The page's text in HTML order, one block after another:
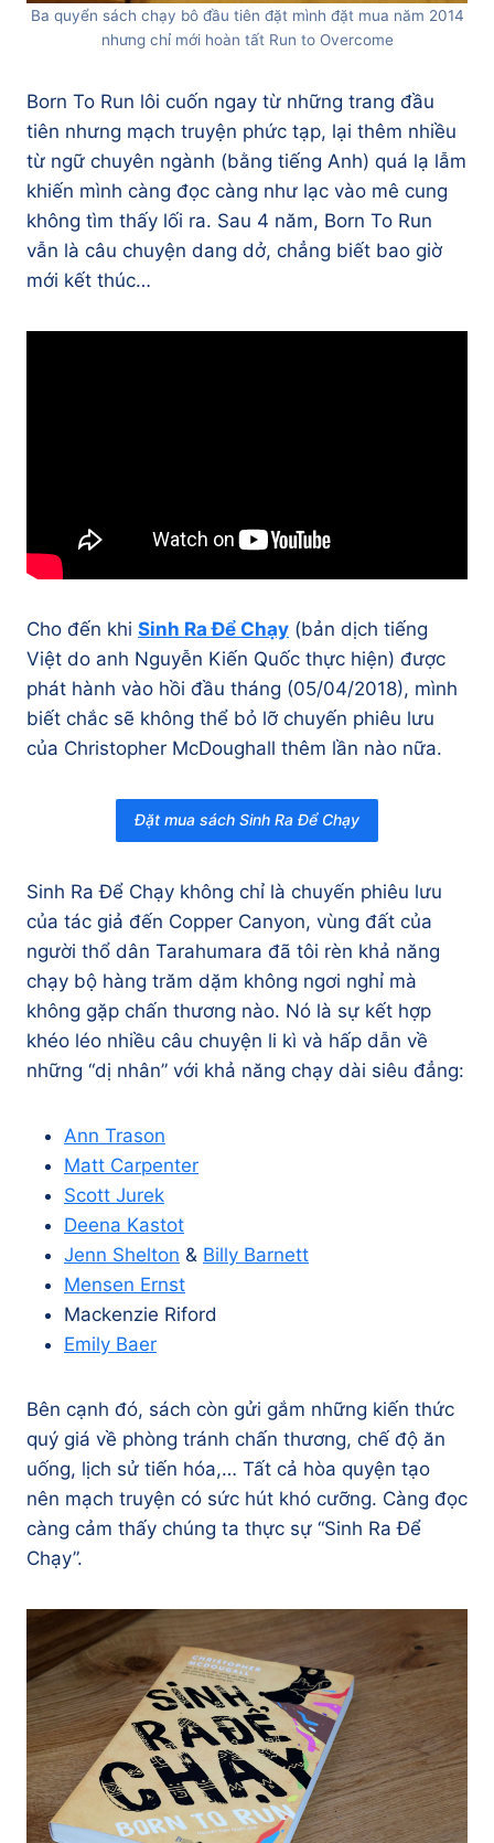
Ba quyển sách chạy bô đầu tiên đặt mình đặt mua năm 2014
nhưng chỉ mới hoàn tất Run to Overcome
Born To Run lôi cuốn ngay từ những trang đầu
tiên nhưng mạch truyện phức tạp, lại thêm nhiều
từ ngữ chuyên ngành (bằng tiếng Anh) quá lạ lẫm
khiến mình càng đọc càng như lạc vào mê cung
không tìm thấy lối ra. Sau 4 năm, Born To Run
vẫn là câu chuyện dang dở, chẳng biết bao giờ
mới kết thúc…
Cho đến khi Sinh Ra Để Chạy (bản dịch tiếng
Việt do anh Nguyễn Kiến Quốc thực hiện) được
phát hành vào hồi đầu tháng (05/04/2018), mình
biết chắc sẽ không thể bỏ lỡ chuyến phiêu lưu
của Christopher McDoughall thêm lần nào nữa.
Đặt mua sách Sinh Ra Để Chạy
Sinh Ra Để Chạy không chỉ là chuyến phiêu lưu
của tác giả đến Copper Canyon, vùng đất của
người thổ dân Tarahumara đã tôi rèn khả năng
chạy bộ hàng trăm dặm không ngơi nghỉ mà
không gặp chấn thương nào. Nó là sự kết hợp
khéo léo nhiều câu chuyện li kì và hấp dẫn về
những “dị nhân” với khả năng chạy dài siêu đẳng:
Ann Trason
Matt Carpenter
Scott Jurek
Deena Kastot
Jenn Shelton & Billy Barnett
Mensen Ernst
Mackenzie Riford
Emily Baer
Bên cạnh đó, sách còn gửi gắm những kiến thức
quý giá về phòng tránh chấn thương, chế độ ăn
uống, lịch sử tiến hóa,… Tất cả hòa quyện tạo
nên mạch truyện có sức hút khó cưỡng. Càng đọc
càng cảm thấy chúng ta thực sự “Sinh Ra Để
Chạy”.